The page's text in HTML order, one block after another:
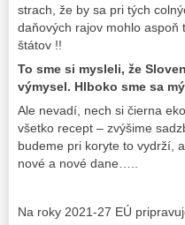
strach, že by sa pri tých
daňových rajov mohlo aspoň
štátov !!
To sme si mysleli, že
výmysel. Hlboko sme sa
Ale nevadí, nech si čierna
všetko recept – zvýšime
budeme pri koryte to vydrží,
nové a nové dane…..
Na roky 2021-27 EÚ